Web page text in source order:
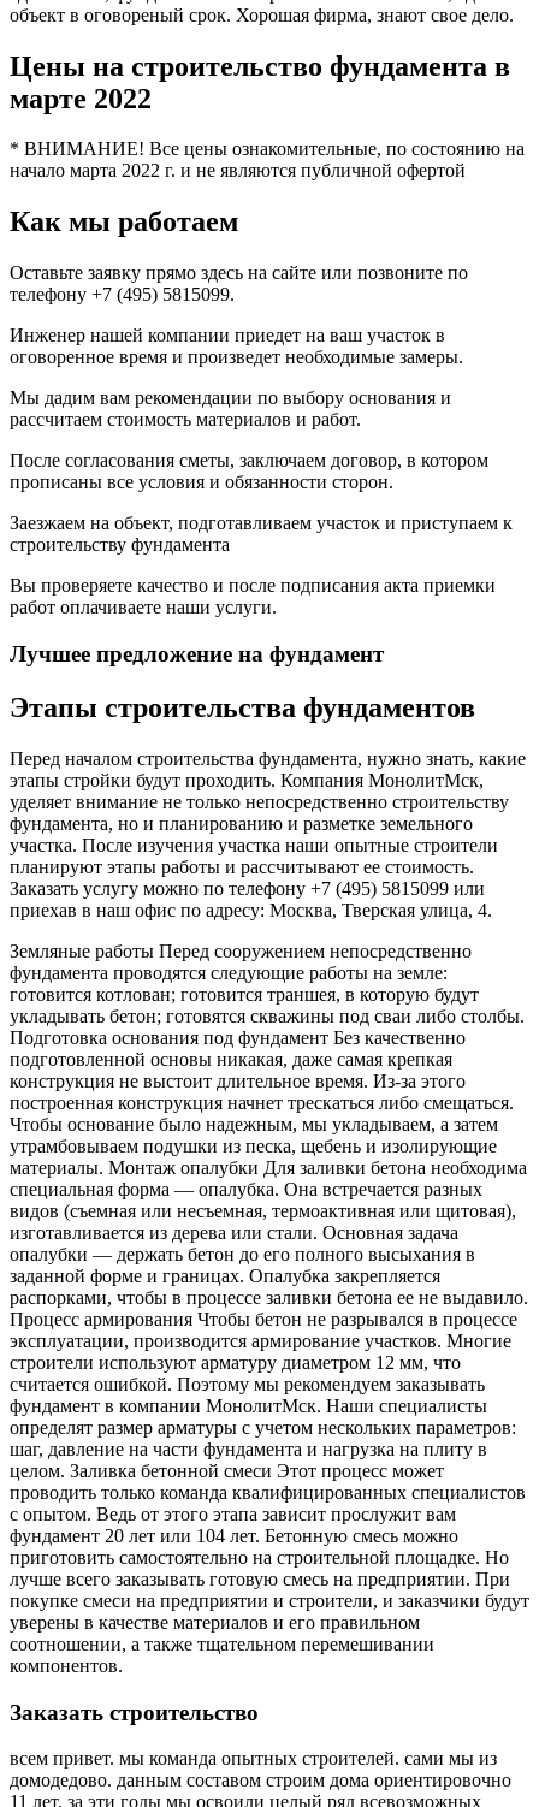
объект в оговореный срок. Хорошая фирма, знают свое дело.
Цены на строительство фундамента в
марте 2022
* ВНИМАНИЕ! Все цены ознакомительные, по состоянию на
начало марта 2022 г. и не являются публичной офертой
Как мы работаем
Оставьте заявку прямо здесь на сайте или позвоните по
телефону +7 (495) 5815099.
Инженер нашей компании приедет на ваш участок в
оговоренное время и произведет необходимые замеры.
Мы дадим вам рекомендации по выбору основания и
рассчитаем стоимость материалов и работ.
После согласования сметы, заключаем договор, в котором
прописаны все условия и обязанности сторон.
Заезжаем на объект, подготавливаем участок и приступаем к
строительству фундамента
Вы проверяете качество и после подписания акта приемки
работ оплачиваете наши услуги.
Лучшее предложение на фундамент
Этапы строительства фундаментов
Перед началом строительства фундамента, нужно знать, какие
этапы стройки будут проходить. Компания МонолитМск,
уделяет внимание не только непосредственно строительству
фундамента, но и планированию и разметке земельного
участка. После изучения участка наши опытные строители
планируют этапы работы и рассчитывают ее стоимость.
Заказать услугу можно по телефону +7 (495) 5815099 или
приехав в наш офис по адресу: Москва, Тверская улица, 4.
Земляные работы Перед сооружением непосредственно
фундамента проводятся следующие работы на земле:
готовится котлован; готовится траншея, в которую будут
укладывать бетон; готовятся скважины под сваи либо столбы.
Подготовка основания под фундамент Без качественно
подготовленной основы никакая, даже самая крепкая
конструкция не выстоит длительное время. Из-за этого
построенная конструкция начнет трескаться либо смещаться.
Чтобы основание было надежным, мы укладываем, а затем
утрамбовываем подушки из песка, щебень и изолирующие
материалы. Монтаж опалубки Для заливки бетона необходима
специальная форма — опалубка. Она встречается разных
видов (съемная или несъемная, термоактивная или щитовая),
изготавливается из дерева или стали. Основная задача
опалубки — держать бетон до его полного высыхания в
заданной форме и границах. Опалубка закрепляется
распорками, чтобы в процессе заливки бетона ее не выдавило.
Процесс армирования Чтобы бетон не разрывался в процессе
эксплуатации, производится армирование участков. Многие
строители используют арматуру диаметром 12 мм, что
считается ошибкой. Поэтому мы рекомендуем заказывать
фундамент в компании МонолитМск. Наши специалисты
определят размер арматуры с учетом нескольких параметров:
шаг, давление на части фундамента и нагрузка на плиту в
целом. Заливка бетонной смеси Этот процесс может
проводить только команда квалифицированных специалистов
с опытом. Ведь от этого этапа зависит прослужит вам
фундамент 20 лет или 104 лет. Бетонную смесь можно
приготовить самостоятельно на строительной площадке. Но
лучше всего заказывать готовую смесь на предприятии. При
покупке смеси на предприятии и строители, и заказчики будут
уверены в качестве материалов и его правильном
соотношении, а также тщательном перемешивании
компонентов.
Заказать строительство
всем привет. мы команда опытных строителей. сами мы из
домодедово. данным составом строим дома ориентировочно
11 лет. за эти годы мы освоили целый ряд всевозможных